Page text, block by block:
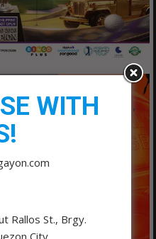
WITH
Rallos St., Brgy.
City